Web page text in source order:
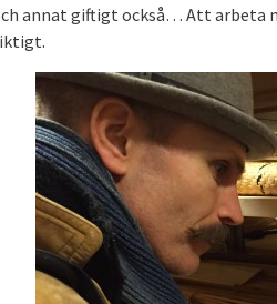
annat giftigt också… Att arbeta